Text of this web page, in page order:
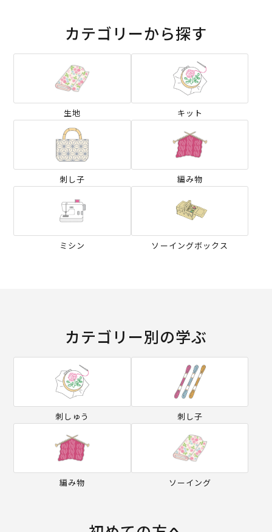
カテゴリーから探す
生地 キット
刺し子 編み物
ミシン ソーイングボックス
カテゴリー別の学ぶ
刺しゅう 刺し子
編み物 ソーイング